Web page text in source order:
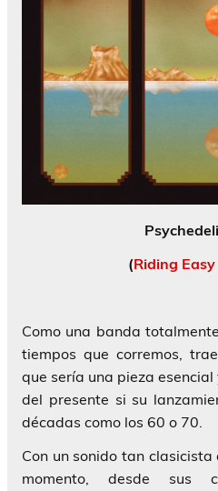
(Riding
Como una banda
tiempos que corremos,
que sería una pieza
del presente si su
décadas como los 60 o 70.
Con un sonido tan
momento, desde sus